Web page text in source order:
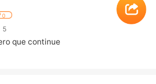
0
5
que continue